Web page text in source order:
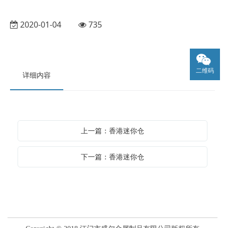
2020-01-04 735
详细内容
上一篇：香港迷你仓
下一篇：香港迷你仓
二维码